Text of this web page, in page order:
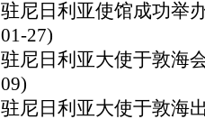
驻尼日利亚使馆成功举
01-27)
驻尼日利亚大使于敦海
09)
驻尼日利亚大使于敦海